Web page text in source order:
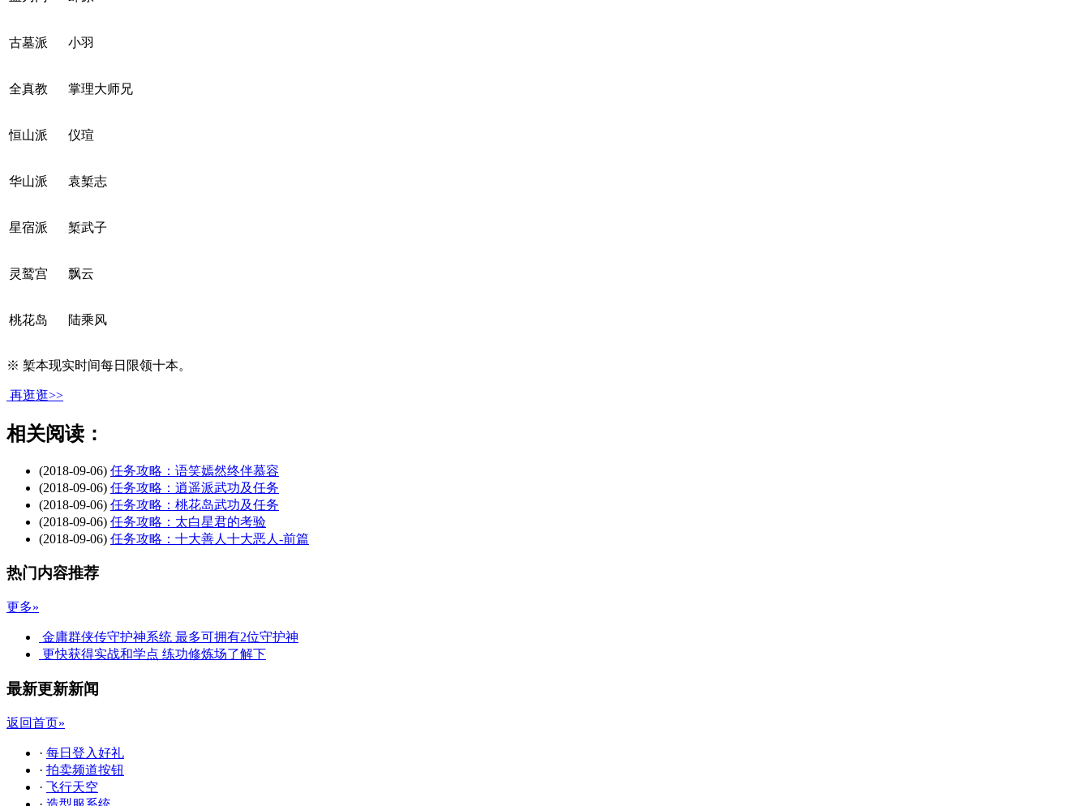
古墓派 小羽
全真教 掌理大师兄
恒山派 仪瑄
华山派 袁椠志
星宿派 椠武子
灵鹫宫 飘云
桃花岛 陆乘风
※ 椠本现实时间每日限领十本。
再逛逛>>
相关阅读：
(2018-09-06) 任务攻略：语笑嫣然终伴慕容
(2018-09-06) 任务攻略：逍遥派武功及任务
(2018-09-06) 任务攻略：桃花岛武功及任务
(2018-09-06) 任务攻略：太白星君的考验
(2018-09-06) 任务攻略：十大善人十大恶人-前篇
热门内容推荐
更多»
金庸群侠传守护神系统 最多可拥有2位守护神
更快获得实战和学点 练功修炼场了解下
最新更新新闻
返回首页»
· 每日登入好礼
· 拍卖频道按钮
· 飞行天空